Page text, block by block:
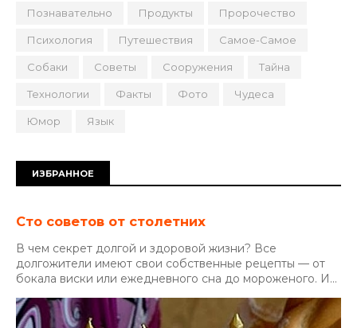
Познавательно Продукты Пророчество
Психология Путешествия Самое-Самое
Собаки Советы Сооружения Тайна
Технологии Факты Фото Чудеса
Юмор Язык
ИЗБРАННОЕ
Сто советов от столетних
В чем секрет долгой и здоровой жизни? Все
долгожители имеют свои собственные рецепты — от
бокала виски или ежедневного сна до мороженого. И...